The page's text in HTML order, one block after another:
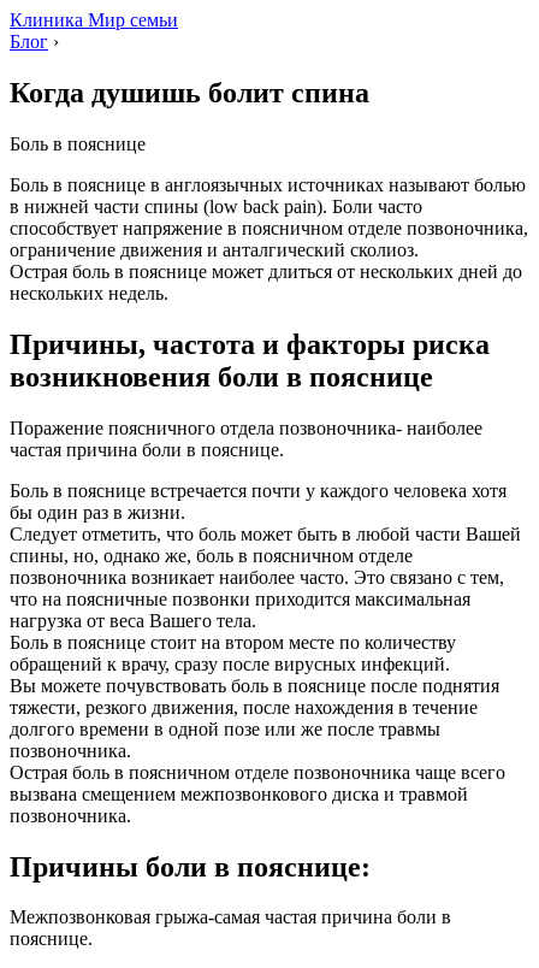
Клиника Мир семьи
Блог ›
Когда душишь болит спина
Боль в пояснице
Боль в пояснице в англоязычных источниках называют болью
в нижней части спины (low back pain). Боли часто
способствует напряжение в поясничном отделе позвоночника,
ограничение движения и анталгический сколиоз.
Острая боль в пояснице может длиться от нескольких дней до
нескольких недель.
Причины, частота и факторы риска
возникновения боли в пояснице
Поражение поясничного отдела позвоночника- наиболее
частая причина боли в пояснице.
Боль в пояснице встречается почти у каждого человека хотя
бы один раз в жизни.
Следует отметить, что боль может быть в любой части Вашей
спины, но, однако же, боль в поясничном отделе
позвоночника возникает наиболее часто. Это связано с тем,
что на поясничные позвонки приходится максимальная
нагрузка от веса Вашего тела.
Боль в пояснице стоит на втором месте по количеству
обращений к врачу, сразу после вирусных инфекций.
Вы можете почувствовать боль в пояснице после поднятия
тяжести, резкого движения, после нахождения в течение
долгого времени в одной позе или же после травмы
позвоночника.
Острая боль в поясничном отделе позвоночника чаще всего
вызвана смещением межпозвонкового диска и травмой
позвоночника.
Причины боли в пояснице:
Межпозвонковая грыжа-самая частая причина боли в
пояснице.